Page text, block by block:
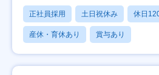
正社員採用 土日祝休み 休日
産休・育休あり 賞与あり